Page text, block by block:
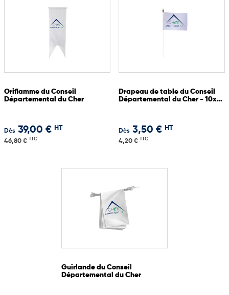
Oriflamme du Conseil
Départemental du Cher
Dès 39,00 € HT
46,80 € TTC
Drapeau de table du Conseil
Départemental du Cher - 10x15
Dès 3,50 € HT
4,20 € TTC
Guirlande du Conseil
Départemental du Cher